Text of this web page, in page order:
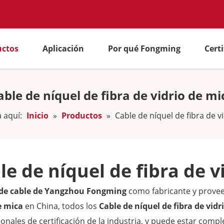
Aplicación Por qué Fongming
de níquel de fibra de vidrio de
aquí: Inicio » Productos » Cable de níquel de fibra de
de níquel de fibra de
cable de Yangzhou Fongming como fabricante y
mica en China, todos los Cable de níquel de fibra de
de certificación de la industria, y puede estar